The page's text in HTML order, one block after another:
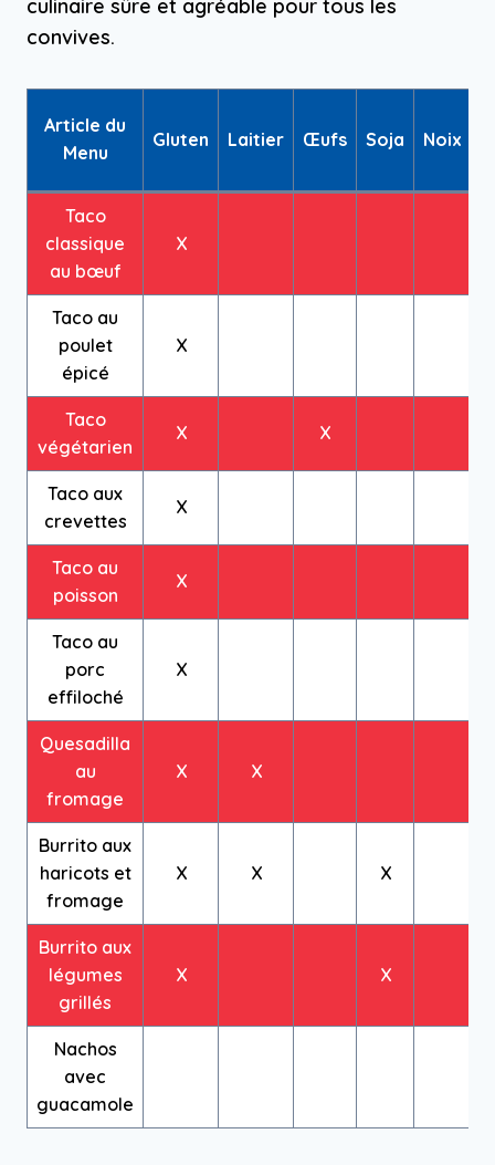
culinaire sûre et agréable pour tous les
convives.
Article du
Menu
Gluten Laitier Œufs Soja Noix
Taco
classique
au bœuf
X
Taco au
poulet
épicé
X
Taco
végétarien
X X
Taco aux
crevettes
X
Taco au
poisson
X
Taco au
porc
effiloché
X
Quesadilla
au
fromage
X X
Burrito aux
haricots et
fromage
X X X
Burrito aux
légumes
grillés
X X
Nachos
avec
guacamole